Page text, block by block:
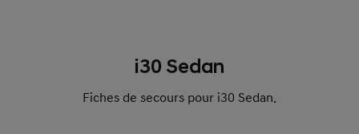
i30 Sedan
Fiches de secours pour i30 Sedan.